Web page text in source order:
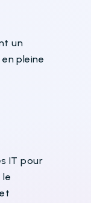
un
pleine
IT pour
le